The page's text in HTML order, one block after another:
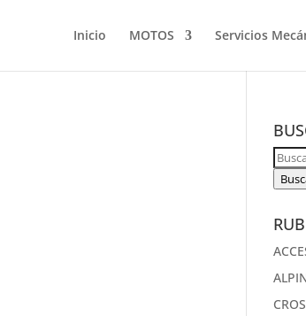
Inicio MOTOS Servicios
por: